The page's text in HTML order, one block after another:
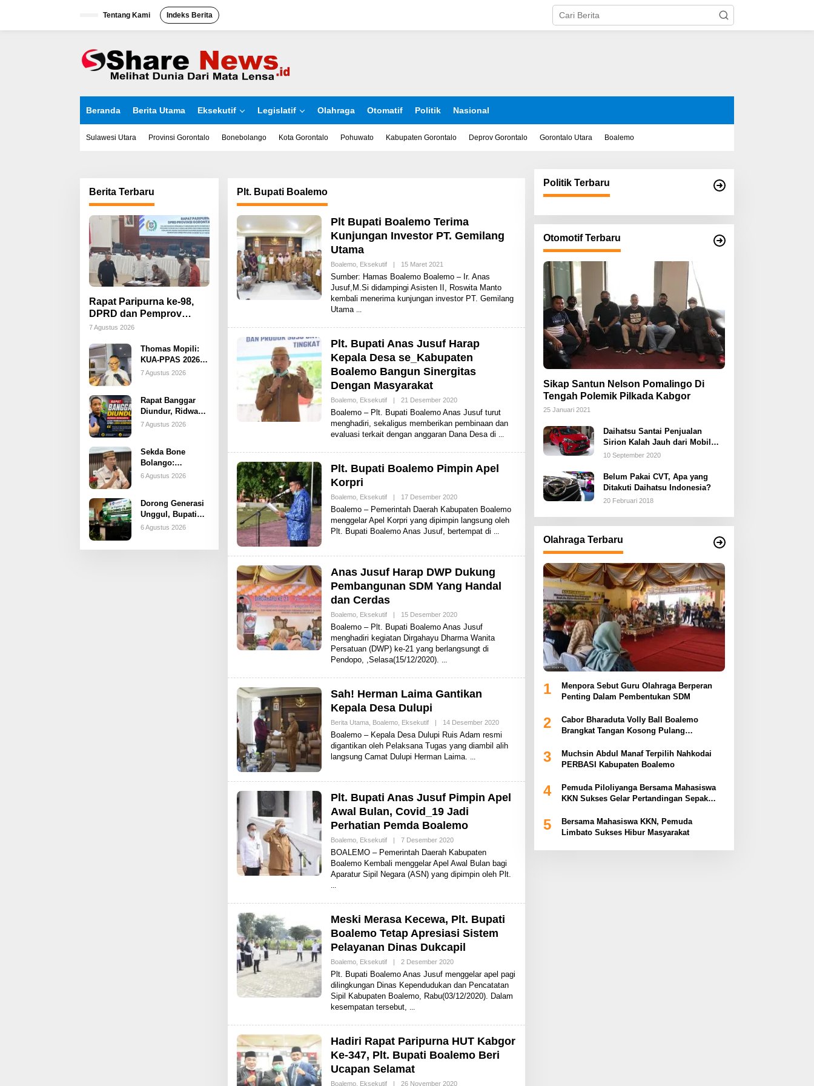
Tentang Kami Indeks Berita
Beranda Berita Utama Eksekutif Legislatif Olahraga Otomatif Politik Nasional
Sulawesi Utara Provinsi Gorontalo Bonebolango Kota Gorontalo Pohuwato Kabupaten Gorontalo Deprov Gorontalo Gorontalo Utara Boalemo
Berita Terbaru
Rapat Paripurna ke-98,
DPRD dan Pemprov
Gorontalo Teken Nota
2026
7 Agustus 2026
Thomas Mopili:
KUA-PPAS 2026
Jadi Fondasi
Gorontalo
7 Agustus 2026
Rapat Banggar
Diundur, Ridwan
Monoarfa: Agar
Lebih
Komprehensif
7 Agustus 2026
Sekda Bone
Bolango:
Penonaktifan
Prosedur
6 Agustus 2026
Dorong Generasi
Unggul, Bupati
Bone Bolango
6 Agustus 2026
Plt. Bupati Boalemo
Plt Bupati Boalemo Terima
Kunjungan Investor PT. Gemilang
Utama
Boalemo, Eksekutif | 15 Maret 2021
E
H
S
N
E
W
S
Sumber: Hamas Boalemo Boalemo – Ir. Anas
Jusuf,M.Si didampingi Asisten II, Roswita Manto
kembali menerima kunjungan investor PT. Gemilang
Utama
Plt. Bupati Anas Jusuf Harap
Kepala Desa se_Kabupaten
Boalemo Bangun Sinergitas
Dengan Masyarakat
Boalemo, Eksekutif | 21 Desember 2020O
E
H
S
A
E
N
Boalemo – Plt. Bupati Boalemo Anas Jusuf turut
menghadiri, sekaligus memberikan pembinaan dan
evaluasi terkait dengan anggaran Dana Desa di
Plt. Bupati Boalemo Pimpin Apel
Korpri
Boalemo, Eksekutif | 17 Desember 2020O
E
H
S
R
N
W
Boalemo – Pemerintah Daerah Kabupaten Boalemo
menggelar Apel Korpri yang dipimpin langsung oleh
Plt. Bupati Boalemo Anas Jusuf, bertempat di
Anas Jusuf Harap DWP Dukung
Pembangunan SDM Yang Handal
dan Cerdas
Boalemo, Eksekutif | 15 Desember 2020O
E
H
S
N
E
Boalemo – Plt. Bupati Boalemo Anas Jusuf
menghadiri kegiatan Dirgahayu Dharma Wanita
Persatuan (DWP) ke-21 yang berlangsungt di
Pendopo, ,Selasa(15/12/2020).
Sah! Herman Laima Gantikan
Kepala Desa Dulupi
Berita Utama, Boalemo, Eksekutif | 14 Desember 2020O
E
H
R
N
Boalemo – Kepala Desa Dulupi Ruis Adam resmi
digantikan oleh Pelaksana Tugas yang diambil alih
langsung Camat Dulupi Herman Laima.
Plt. Bupati Anas Jusuf Pimpin Apel
Awal Bulan, Covid_19 Jadi
Perhatian Pemda Boalemo
Boalemo, Eksekutif | 7 Desember 2020O
L
E
H
S
N
E
W
BOALEMO – Pemerintah Daerah Kabupaten
Boalemo Kembali menggelar Apel Awal Bulan bagi
Aparatur Sipil Negara (ASN) yang dipimpin oleh Plt.
Meski Merasa Kecewa, Plt. Bupati
Boalemo Tetap Apresiasi Sistem
Pelayanan Dinas Dukcapil
Boalemo, Eksekutif | 2 Desember 2020O
E
H
S
N
E
W
Plt. Bupati Boalemo Anas Jusuf menggelar apel pagi
dilingkungan Dinas Kependudukan dan Pencatatan
Sipil Kabupaten Boalemo, Rabu(03/12/2020). Dalam
kesempatan tersebut,
Hadiri Rapat Paripurna HUT Kabgor
Ke-347, Plt. Bupati Boalemo Beri
Ucapan Selamat
Boalemo, Eksekutif | 26 November 2020O
Politik Terbaru
Otomotif Terbaru
Sikap Santun Nelson Pomalingo Di
Tengah Polemik Pilkada Kabgor
25 Januari 2021
Daihatsu Santai Penjualan
Sirion Kalah Jauh dari Mobil
LCGC
10 September 2020
Belum Pakai CVT, Apa yang
Ditakuti Daihatsu Indonesia?
20 Februari 2018
Olahraga Terbaru
1
Menpora Sebut Guru Olahraga Berperan
Penting Dalam Pembentukan SDM
2
Cabor Bharaduta Volly Ball Boalemo
Brangkat Tangan Kosong Pulang
3
Muchsin Abdul Manaf Terpilih Nahkodai
PERBASI Kabupaten Boalemo
4
Pemuda Piloliyanga Bersama Mahasiswa
KKN Sukses Gelar Pertandingan Sepak
5
Bersama Mahasiswa KKN, Pemuda
Limbato Sukses Hibur Masyarakat